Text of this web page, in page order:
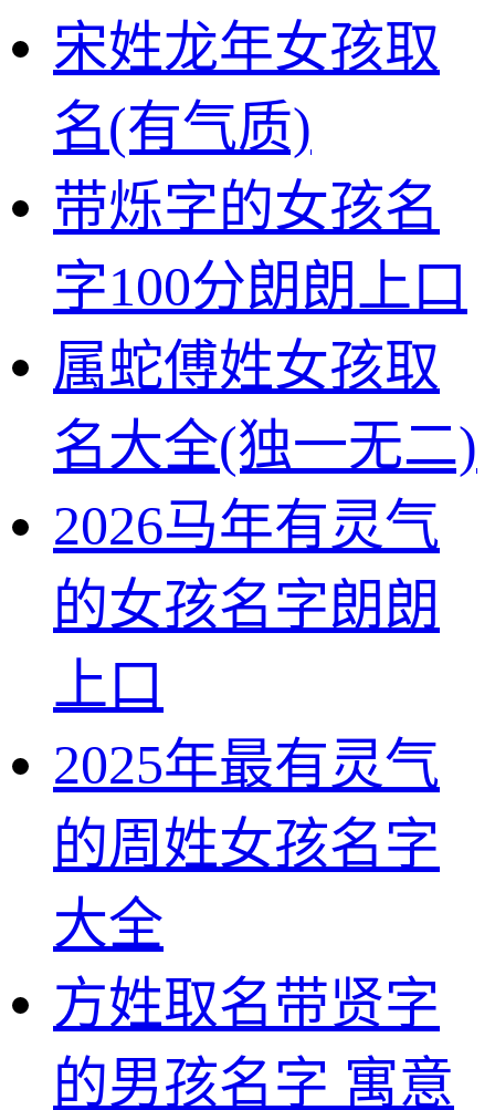
宋姓龙年女孩取
名(有气质)
带烁字的女孩名
字100分朗朗上口
属蛇傅姓女孩取
名大全(独一无二)
2026马年有灵气
的女孩名字朗朗
上口
2025年最有灵气
的周姓女孩名字
大全
方姓取名带贤字
的男孩名字 寓意